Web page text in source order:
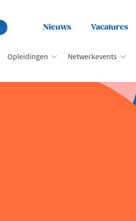
Nieuws Vacatures
Opleidingen Netwerkevents